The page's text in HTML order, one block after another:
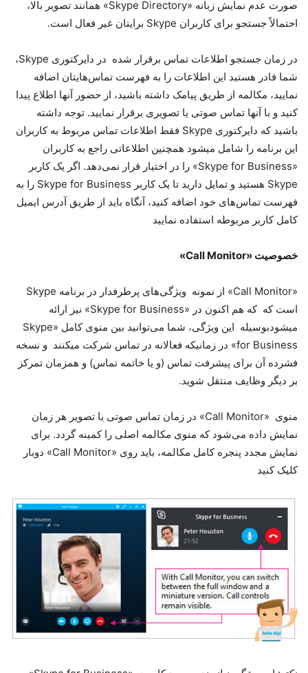
صورت عدم نمایش زبانه «Skype Directory» همانند تصویر بالا،
احتمالاً جستجو برای کاربران Skype برایتان غیر فعال است.
در زمان جستجو اطلاعات تماس برقرار شده در دایرکتوری Skype،
شما قادر هستید این اطلاعات را به فهرست تماس‌هایتان اضافه
نمایید، مکالمه از طریق پیامک داشته باشید، از حضور آنها اطلاع پیدا
کنید و با آنها تماس صوتی یا تصویری برقرار نمایید. توجه داشته
باشید که دایرکتوری Skype فقط اطلاعات تماس مربوط به کاربران
این برنامه را شامل میشود همچنین اطلاعاتی راجع به کاربران
«Skype for Business» را در اختیار قرار نمی‌دهد. اگر یک کاربر
Skype هستید و تمایل دارید تا یک کاربر Skype for Business را به
فهرست تماس‌های خود اضافه کنید، آنگاه باید از طریق آدرس ایمیل
کامل کاربر مربوطه استفاده نمایید
خصوصیت «Call Monitor»
«Call Monitor» از نمونه ویژگی‌های پرطرفدار در برنامه Skype
است که که هم اکنون در «Skype for Business» نیز ارائه
میشودبوسیله این ویژگی، شما می‌توانید بین منوی کامل «Skype
for Business» در زمانیکه فعالانه در تماس شرکت میکنند و نسخه
فشرده آن برای پیشرفت تماس (و یا خاتمه تماس) و همزمان تمرکز
بر دیگر وظایف منتقل شوید.
منوی «Call Monitor» در زمان تماس صوتی یا تصویر هر زمان
نمایش داده می‌شود که منوی مکالمه اصلی را کمینه گردد. برای
نمایش مجدد پنجره کامل مکالمه، باید روی «Call Monitor» دوبار
کلیک کنید